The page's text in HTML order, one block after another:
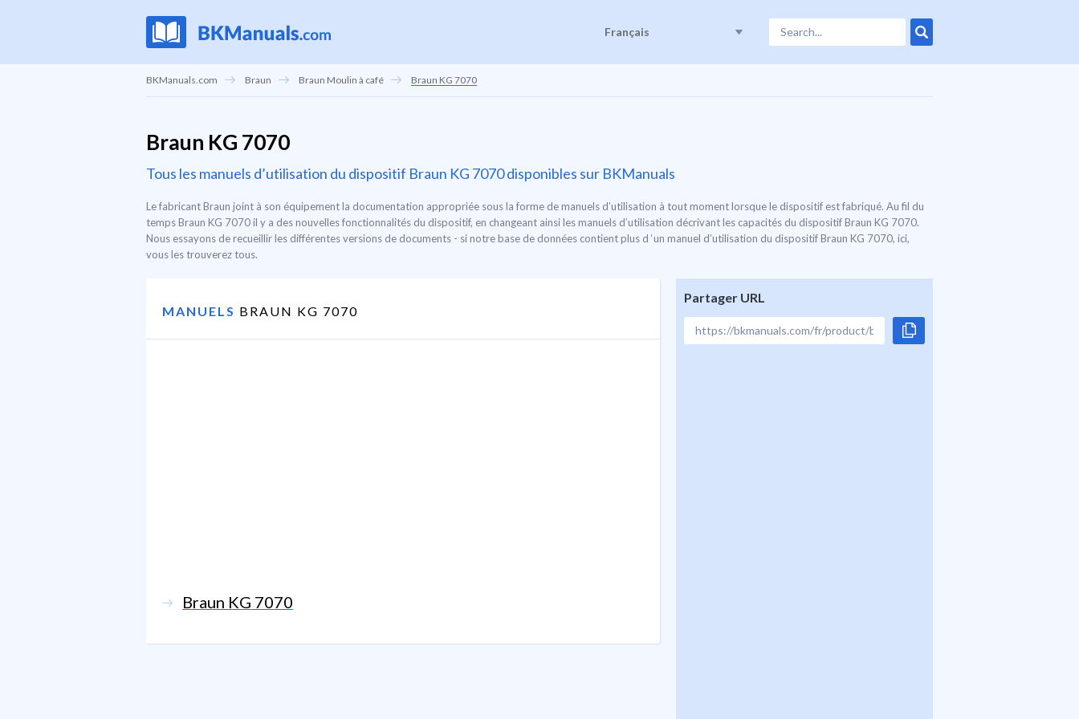
Français
BKManuals.com Braun Braun Moulin à café Braun KG 7070
Braun KG 7070
Tous les manuels d’utilisation du dispositif Braun KG 7070 disponibles sur BKManuals
Le fabricant Braun joint à son équipement la documentation appropriée sous la forme de manuels d’utilisation à tout moment lorsque le dispositif est fabriqué. Au fil du
temps Braun KG 7070 il y a des nouvelles fonctionnalités du dispositif, en changeant ainsi les manuels d’utilisation décrivant les capacités du dispositif Braun KG 7070.
Nous essayons de recueillir les différentes versions de documents - si notre base de données contient plus d ‘un manuel d’utilisation du dispositif Braun KG 7070, ici,
vous les trouverez tous.
MANUELS BRAUN KG 7070
Braun KG 7070
Partager URL